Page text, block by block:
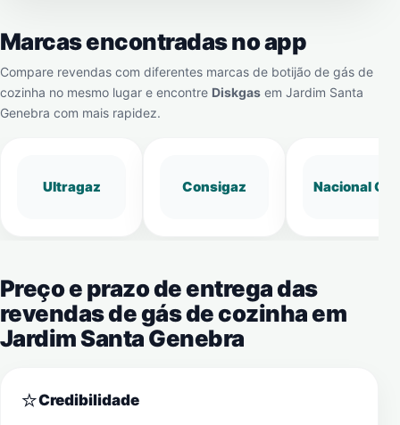
Marcas encontradas no app
Compare revendas com diferentes marcas de botijão de gás de
cozinha no mesmo lugar e encontre Diskgas em Jardim Santa
Genebra com mais rapidez.
Ultragaz Consigaz Nacional Gás
Preço e prazo de entrega das
revendas de gás de cozinha em
Jardim Santa Genebra
⭐Credibilidade